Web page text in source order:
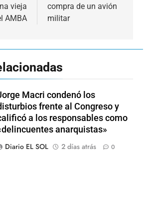
vieja
AMBA
compra de un avión
militar
Macri condenó los
frente al Congreso y
a los responsables como
anarquistas»
Diario EL SOL
2 días atrás 0